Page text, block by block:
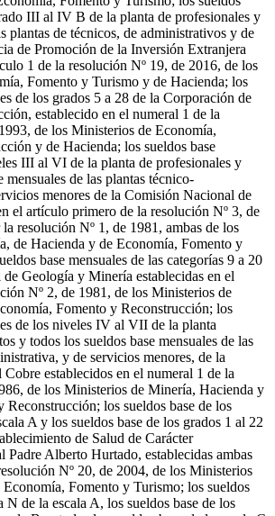
III al IV B de la planta de profesionales y
plantas de técnicos, de administrativos y de
de Promoción de la Inversión Extranjera
1 de la resolución Nº 19, de 2016, de los
Fomento y Turismo y de Hacienda; los
de los grados 5 a 28 de la Corporación de
establecido en el numeral 1 de la
de los Ministerios de Economía,
y de Hacienda; los sueldos base
III al VI de la planta de profesionales y
mensuales de las plantas técnico-
menores de la Comisión Nacional de
el artículo primero de la resolución Nº 3, de
resolución Nº 1, de 1981, ambas de los
de Hacienda y de Economía, Fomento y
base mensuales de las categorías 9 a 20
Geología y Minería establecidas en el
Nº 2, de 1981, de los Ministerios de
Fomento y Reconstrucción; los
de los niveles IV al VII de la planta
y todos los sueldos base mensuales de las
y de servicios menores, de la
establecidos en el numeral 1 de la
de los Ministerios de Minería, Hacienda y
los sueldos base de los
A y los sueldos base de los grados 1 al 22
de Salud de Carácter
Padre Alberto Hurtado, establecidas ambas
Nº 20, de 2004, de los Ministerios
Fomento y Turismo; los sueldos
N de la escala A, los sueldos base de los